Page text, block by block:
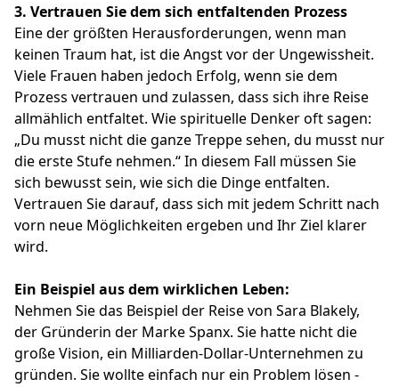
3. Vertrauen Sie dem sich entfaltenden Prozess
Eine der größten Herausforderungen, wenn man
keinen Traum hat, ist die Angst vor der Ungewissheit.
Viele Frauen haben jedoch Erfolg, wenn sie dem
Prozess vertrauen und zulassen, dass sich ihre Reise
allmählich entfaltet. Wie spirituelle Denker oft sagen:
„Du musst nicht die ganze Treppe sehen, du musst nur
die erste Stufe nehmen.“ In diesem Fall müssen Sie
sich bewusst sein, wie sich die Dinge entfalten.
Vertrauen Sie darauf, dass sich mit jedem Schritt nach
vorn neue Möglichkeiten ergeben und Ihr Ziel klarer
wird.
Ein Beispiel aus dem wirklichen Leben:
Nehmen Sie das Beispiel der Reise von Sara Blakely,
der Gründerin der Marke Spanx. Sie hatte nicht die
große Vision, ein Milliarden-Dollar-Unternehmen zu
gründen. Sie wollte einfach nur ein Problem lösen -